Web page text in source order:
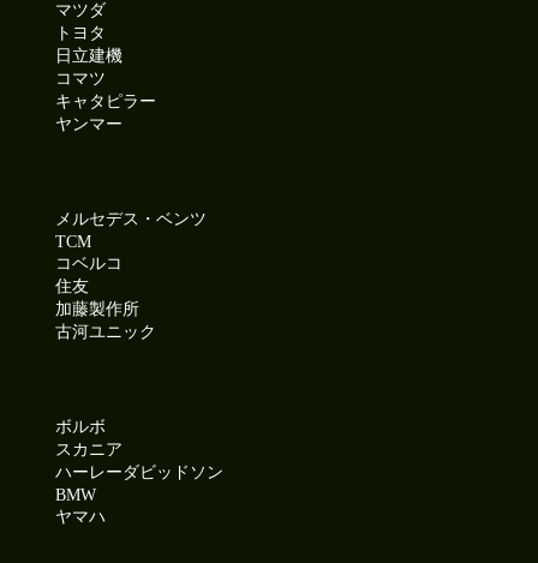
●本日ご紹介車両●
【商品番号:14379】バス H10 エアロミディ 26人乗り 自動折
れ戸ドア モケットシート リクライニング
☎0120-93-8833 営業担当:児玉
「HP見て」とお伝えいただけるとスムーズです❗
誠に勝手ながら2026年8月11日(火)～2026年8月16日(日)まで
夏季休業とさせて頂きます。
休業期間中もLINE・メールでのお問合せを受け付けておりま
す。
頂いたお問合せは2026年8月17日(月)より順次お返事させて頂
筑西市は曇り空☁今夜の天の川は見られるかな?
●本日ご紹介車両●
【商品番号:14374】PGクレーン付 平ボディ H17 デュトロ タ
ダノ製 4段ブーム 標準ロングボディ 新明和製アーム式パワー
マツダ
トヨタ
日立建機
コマツ
キャタピラー
ヤンマー
メルセデス・ベンツ
TCM
コベルコ
住友
加藤製作所
古河ユニック
ボルボ
スカニア
ハーレーダビッドソン
BMW
ヤマハ